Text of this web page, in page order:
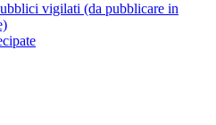
vigilati (da pubblicare in